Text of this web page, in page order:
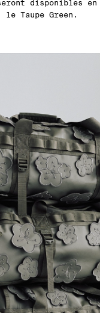
disponibles
Taupe Green.